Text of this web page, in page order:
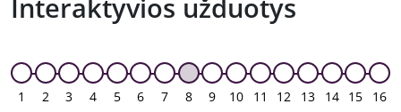
Interaktyvios užduotys
1 2 3 4 5 6 7 8 9 10 11 12 13 14 15 16